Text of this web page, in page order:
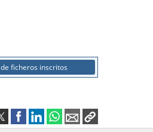
ficheros inscritos